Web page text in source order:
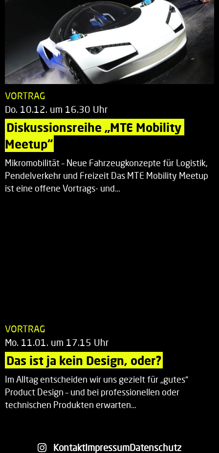
VORTRAG
Do. 10.12. um 16.30 Uhr
Diskussionsreihe „MTE Mobility
Meetup“
Mikromobilität – Neue Fahrzeugkonzepte für Logistik,
Pendelverkehr und Freizeit Das MTE Mobility Meetup
ist eine offene Vortrags- und…
VORTRAG
Mo. 11.01. um 17.15 Uhr
Das ist ja kein Design, oder?
Im Alltag entscheiden wir uns gezielt für „gutes“
Product Design – und bei professionellen oder
technischen Produkten erwarten…
KontaktImpressumDatenschutz